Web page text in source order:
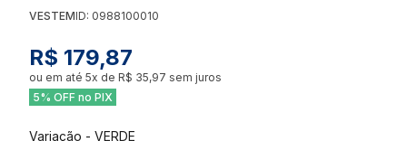
VESTEMID: 0988100010
R$ 179,87
ou em até 5x de R$ 35,97 sem juros
5% OFF no PIX
Variação - VERDE